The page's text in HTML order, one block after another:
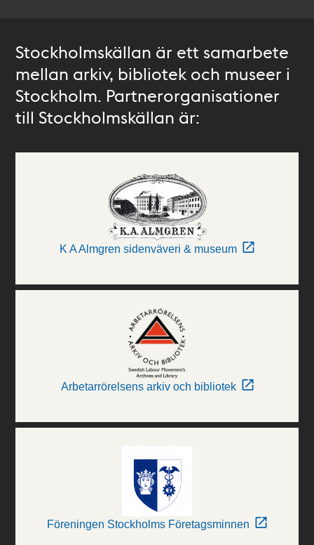
Stockholmskällan är ett samarbete
mellan arkiv, bibliotek och museer i
Stockholm. Partnerorganisationer
till Stockholmskällan är:
K A Almgren sidenväveri & museum
Arbetarrörelsens arkiv och bibliotek
Föreningen Stockholms Företagsminnen